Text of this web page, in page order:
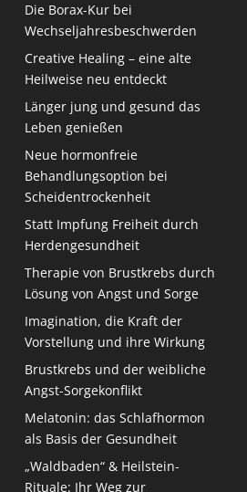
Die Borax-Kur bei
Wechseljahresbeschwerden
Creative Healing – eine alte
Heilweise neu entdeckt
Länger jung und gesund das
Leben genießen
Neue hormonfreie
Behandlungsoption bei
Scheidentrockenheit
Statt Impfung Freiheit durch
Herdengesundheit
Therapie von Brustkrebs durch
Lösung von Angst und Sorge
Imagination, die Kraft der
Vorstellung und ihre Wirkung
Brustkrebs und der weibliche
Angst-Sorgekonflikt
Melatonin: das Schlafhormon
als Basis der Gesundheit
„Waldbaden“ & Heilstein-
Rituale: Ihr Weg zur